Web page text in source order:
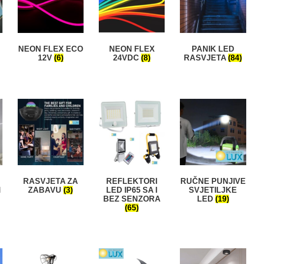
NEON FLEX ECO
12V (6)
NEON FLEX
24VDC(8)
PANIK LED
RASVJETA(84)
RASVJETA ZA
ZABAVU(3)
REFLEKTORI
LED IP65 SA I
BEZ SENZORA
(65)
RUČNE PUNJIVE
SVJETILJKE
LED (19)